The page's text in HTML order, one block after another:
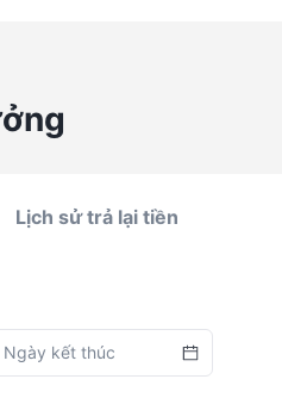
Lịch sử trả lại tiền